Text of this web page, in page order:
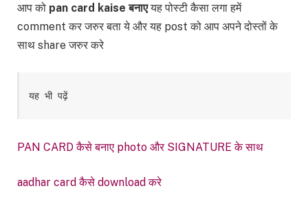
आप को pan card kaise बनाएयह पोस्टी कैसा लगा हमें
comment कर जरुर बता ये और यह post को आप अपने दोस्तों के
साथ share जरुर करे
यह भी पढ़ें
PAN CARD कैसे बनाए photo और SIGNATURE के साथ
aadhar card कैसे download करे